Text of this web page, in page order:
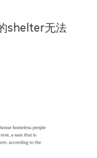
shelter无法